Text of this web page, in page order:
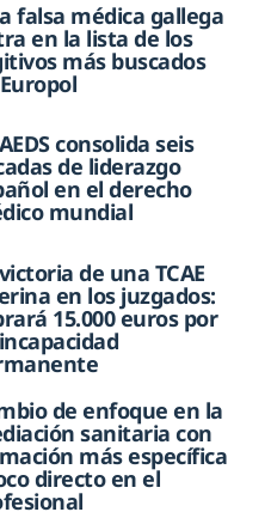
falsa médica gallega
en la lista de los
más buscados
consolida seis
de liderazgo
en el derecho
mundial
de una TCAE
en los juzgados:
15.000 euros por
de enfoque en la
sanitaria con
más específica
directo en el